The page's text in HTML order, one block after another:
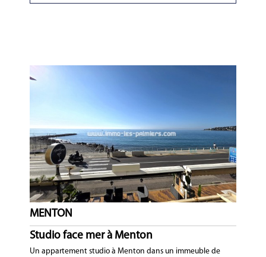
MENTON
Studio face mer à Menton
Un appartement studio à Menton dans un immeuble de